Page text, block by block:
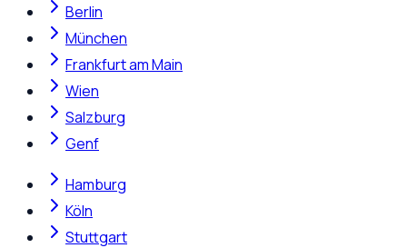
Berlin
München
Frankfurt am Main
Wien
Salzburg
Genf
Hamburg
Köln
Stuttgart